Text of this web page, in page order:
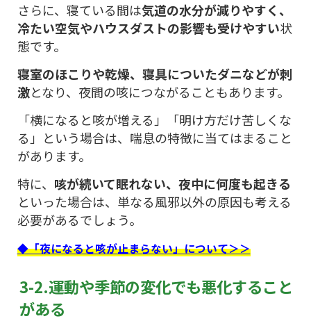
さらに、寝ている間は気道の水分が減りやすく、
冷たい空気やハウスダストの影響も受けやすい状
態です。
寝室のほこりや乾燥、寝具についたダニなどが刺
激となり、夜間の咳につながることもあります。
「横になると咳が増える」「明け方だけ苦しくな
る」という場合は、喘息の特徴に当てはまること
があります。
特に、 咳が続いて眠れない、夜中に何度も起きる
といった場合は、単なる風邪以外の原因も考える
必要があるでしょう。
◆「夜になると咳が止まらない」について＞＞
3-2.運動や季節の変化でも悪化すること
がある